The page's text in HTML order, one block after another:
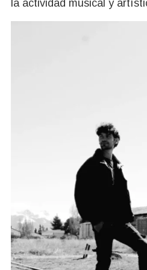
la actividad musical y